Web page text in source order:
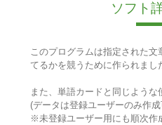
ソフト
このプログラムは指定された
てるかを競うために作られまし
また、単語カードと同じような
(データは登録ユーザーのみ作
※未登録ユーザー用にも順次作